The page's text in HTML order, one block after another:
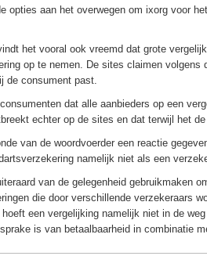
opties aan het overwegen om ixorg voor
het vooral ook vreemd dat grote
op te nemen. De sites claimen
de consument past.
dat alle aanbieders op een
echter op de sites en dat terwijl het
van de woordvoerder een reactie
namelijk niet als een
van de gelegenheid gebruikmaken
die door verschillende verzekeraars
hoeft een vergelijking namelijk niet in de
is van betaalbaarheid in combinatie